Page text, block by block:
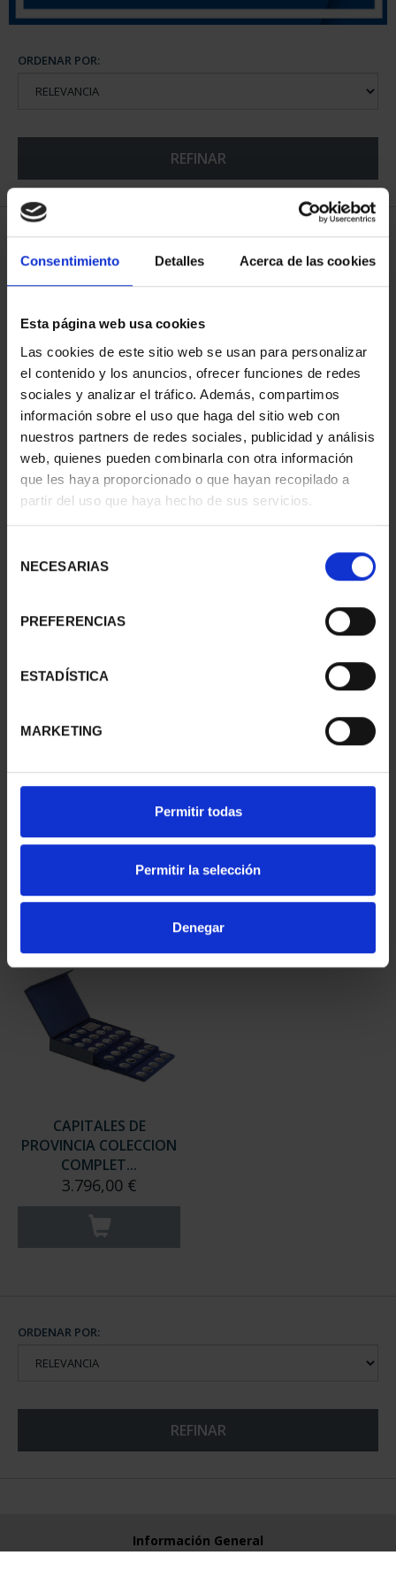
Consentimiento Detalles Acerca de las cookies
Esta página web usa cookies
Las cookies de este sitio web se usan para personalizar
el contenido y los anuncios, ofrecer funciones de redes
sociales y analizar el tráfico. Además, compartimos
información sobre el uso que haga del sitio web con
nuestros partners de redes sociales, publicidad y análisis
web, quienes pueden combinarla con otra información
que les haya proporcionado o que hayan recopilado a
partir del uso que haya hecho de sus servicios.
NECESARIAS
PREFERENCIAS
ESTADÍSTICA
MARKETING
Permitir todas
Permitir la selección
Denegar
ORDENAR POR:
REFINAR
5 Productos encontrados
SUSCRIPCIÓN
CAPITALES DE
PROVINCIA 1
949,00 €
Sólo para usuarios
registrados
SUSCRIPCIÓN
CAPITALES DE
PROVINCIA 2
949,00 €
Sólo para usuarios
registrados
PROVINCIA 3
registrados
PROVINCIA 4
registrados
CAPITALES DE
PROVINCIA COLECCION
COMPLET...
3.796,00 €
ORDENAR POR:
REFINAR
Información General